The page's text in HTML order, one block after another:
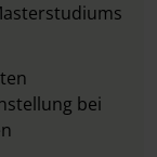
bei